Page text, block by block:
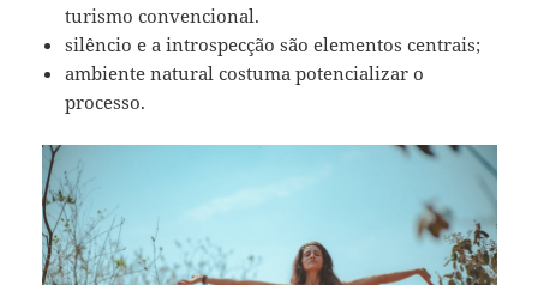
turismo convencional.
silêncio e a introspecção são elementos centrais;
ambiente natural costuma potencializar o
processo.